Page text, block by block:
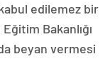
edilemez bir
Bakanlığı
beyan vermesi